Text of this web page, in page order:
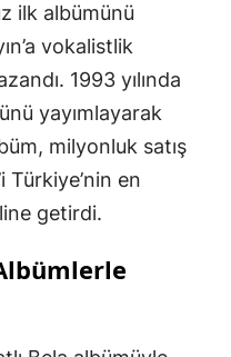
ilk albümünü
vokalistlik
1993 yılında
yayımlayarak
milyonluk satış
Türkiye’nin en
getirdi.